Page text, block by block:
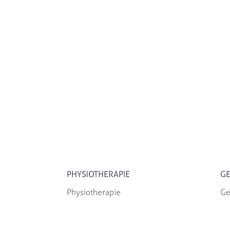
PHYSIOTHERAPIE
Physiotherapie